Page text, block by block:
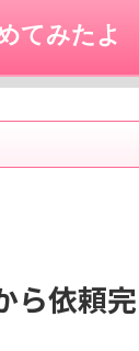
てみたよ
ら依頼完